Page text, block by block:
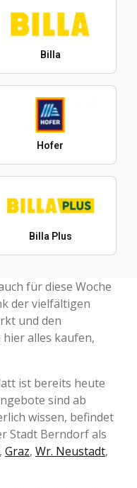
Billa
Hofer
Billa Plus
für diese Woche
der vielfältigen
und den
alles kaufen,
ist bereits heute
sind ab
wissen, befindet
Stadt Berndorf als
, Graz, Wr. Neustadt,